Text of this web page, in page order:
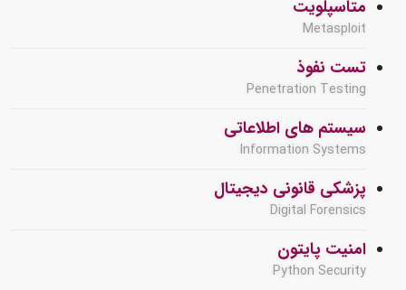
متاسپلویت
Metasploit
تست نفوذ
Penetration Testing
سیستم های اطلاعاتی
Information Systems
پزشکی قانونی دیجیتال
Digital Forensics
امنیت پایتون
Python Security